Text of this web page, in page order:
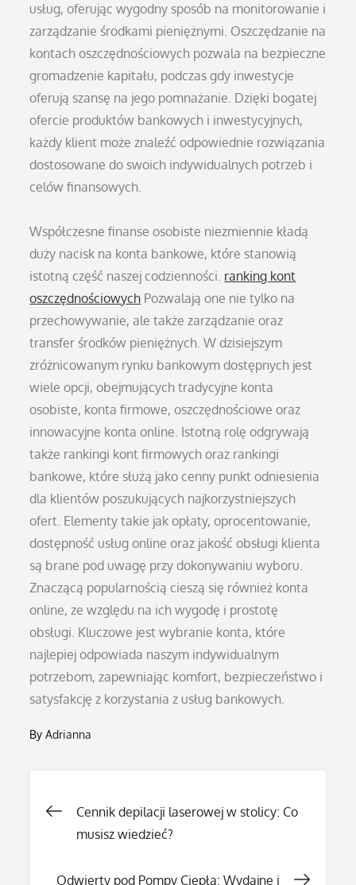
usług, oferując wygodny sposób na monitorowanie i
zarządzanie środkami pieniężnymi. Oszczędzanie na
kontach oszczędnościowych pozwala na bezpieczne
gromadzenie kapitału, podczas gdy inwestycje
oferują szansę na jego pomnażanie. Dzięki bogatej
ofercie produktów bankowych i inwestycyjnych,
każdy klient może znaleźć odpowiednie rozwiązania
dostosowane do swoich indywidualnych potrzeb i
celów finansowych.
Współczesne finanse osobiste niezmiennie kładą
duży nacisk na konta bankowe, które stanowią
istotną część naszej codzienności. ranking kont
oszczędnościowych Pozwalają one nie tylko na
przechowywanie, ale także zarządzanie oraz
transfer środków pieniężnych. W dzisiejszym
zróżnicowanym rynku bankowym dostępnych jest
wiele opcji, obejmujących tradycyjne konta
osobiste, konta firmowe, oszczędnościowe oraz
innowacyjne konta online. Istotną rolę odgrywają
także rankingi kont firmowych oraz rankingi
bankowe, które służą jako cenny punkt odniesienia
dla klientów poszukujących najkorzystniejszych
ofert. Elementy takie jak opłaty, oprocentowanie,
dostępność usług online oraz jakość obsługi klienta
są brane pod uwagę przy dokonywaniu wyboru.
Znaczącą popularnością cieszą się również konta
online, ze względu na ich wygodę i prostotę
obsługi. Kluczowe jest wybranie konta, które
najlepiej odpowiada naszym indywidualnym
potrzebom, zapewniając komfort, bezpieczeństwo i
satysfakcję z korzystania z usług bankowych.
ByAdrianna
Nawigacja
Cennik depilacji laserowej w stolicy: Co
musisz wiedzieć?
Odwierty pod Pompy Ciepła: Wydajne i